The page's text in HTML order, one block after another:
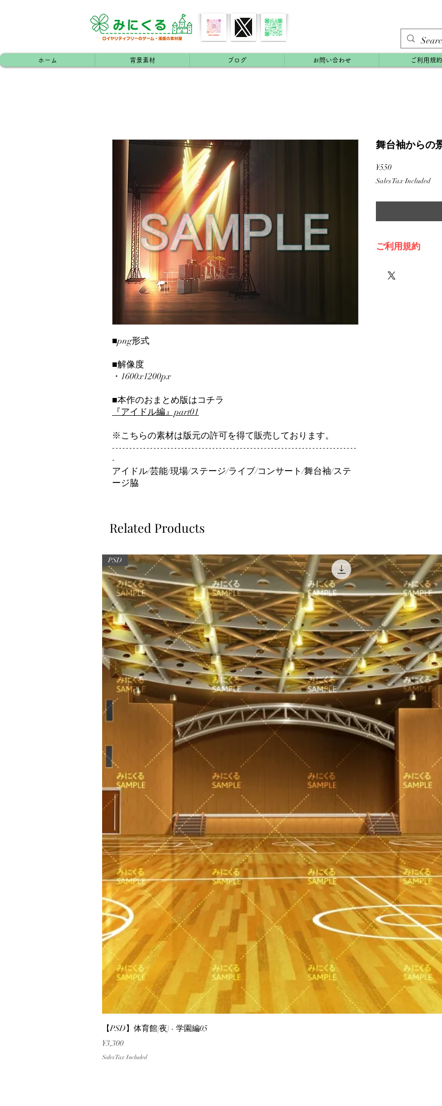
ホーム 背景素材 ブログ お問い合わせ ご利用規約
■png形式
■解像度
・1600x1200px
■本作のおまとめ版はコチラ
『アイドル編』part01
※こちらの素材は版元の許可を得て販売しております。
-----------------------------------------------------------------------
-
アイドル/芸能/現場/ステージ/ライブ/コンサート/舞台袖/ステ
ージ脇
舞台袖からの
¥550Price
Sales Tax Included
ご利用規約
Related Products
PSD
【PSD】体育館(夜) - 学園編05
Price
¥3,300
Sales Tax Included